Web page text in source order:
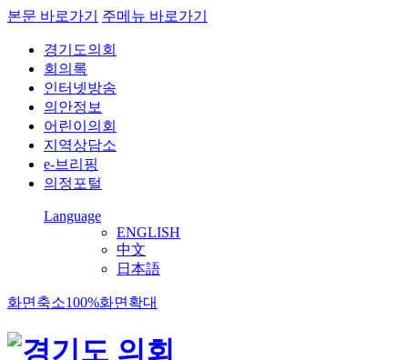
본문 바로가기 주메뉴 바로가기
경기도의회
회의록
인터넷방송
의안정보
어린이의회
지역상담소
e-브리핑
의정포털
Language
ENGLISH
中文
日本語
화면축소100%화면확대